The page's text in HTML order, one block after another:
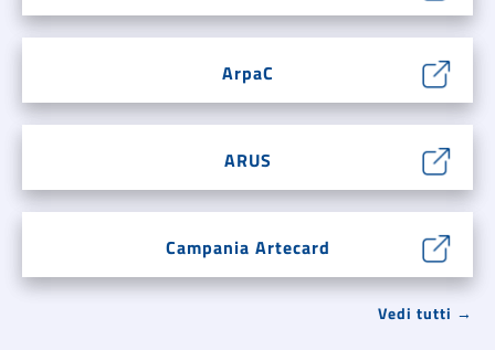
ArpaC
ARUS
Campania Artecard
Vedi tutti →